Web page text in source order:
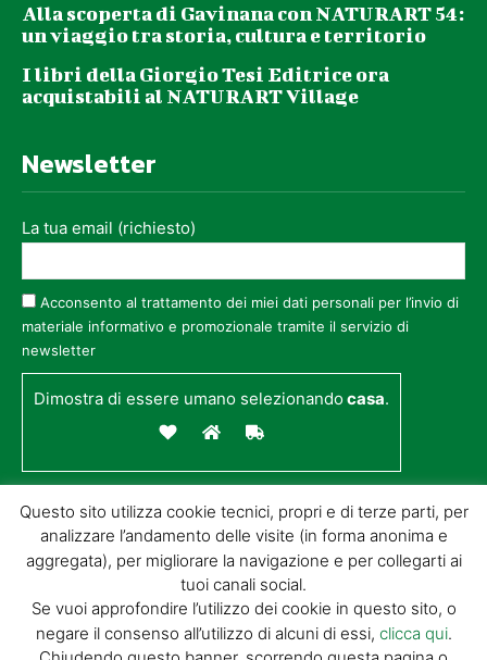
Alla scoperta di Gavinana con NATURART 54:
un viaggio tra storia, cultura e territorio
I libri della Giorgio Tesi Editrice ora
acquistabili al NATURART Village
Newsletter
La tua email (richiesto)
Acconsento al trattamento dei miei dati personali per l’invio di
materiale informativo e promozionale tramite il servizio di
newsletter
Dimostra di essere umano selezionandocasa.
© GIORGIO TESI EDITRICE S.R.L. | P.IVA
Questo sito utilizza cookie tecnici, propri e di terze parti, per
analizzare l’andamento delle visite (in forma anonima e
aggregata), per migliorare la navigazione e per collegarti ai
tuoi canali social.
Se vuoi approfondire l’utilizzo dei cookie in questo sito, o
negare il consenso all’utilizzo di alcuni di essi, clicca qui.